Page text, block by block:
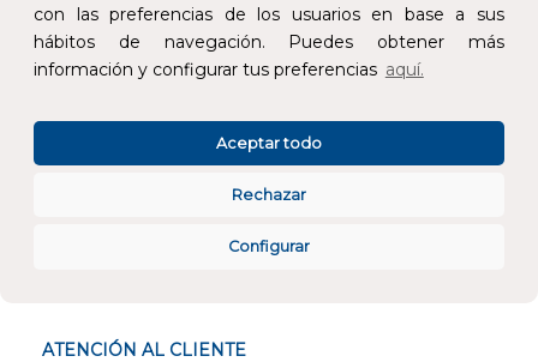
con las preferencias de los usuarios en base a sus
hábitos de navegación. Puedes obtener más
información y configurar tus preferencias aquí.
Configurar
Rechazar
Aceptar todo
Atención al cliente
ATENCIÓN AL CLIENTE